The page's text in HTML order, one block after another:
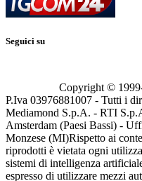
Seguici su
Copyright ©
P.Iva 03976881007 - Tutti i
Mediamond S.p.A. - RTI
Amsterdam (Paesi Bassi) -
Monzese (MI)Rispetto ai
riprodotti è vietata ogni
sistemi di intelligenza
espresso di utilizzare mezzi